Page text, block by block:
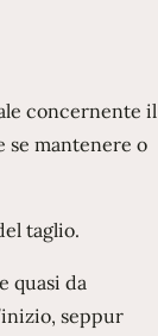
concernente il
se mantenere o
taglio.
quasi da
seppur